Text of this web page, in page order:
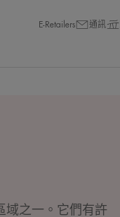
E-Retailers 通訊
域之一。它們有許